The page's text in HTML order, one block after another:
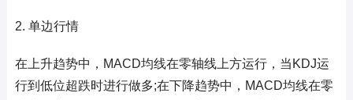
2. 单边行情
在上升趋势中，MACD均线在零轴线上方运行，当KDJ运
行到低位超跌时进行做多;在下降趋势中，MACD均线在零